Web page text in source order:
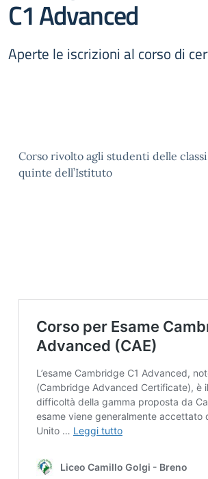
C1 Advanced
Aperte le iscrizioni al corso di
Corso rivolto agli studenti delle
quinte dell’Istituto